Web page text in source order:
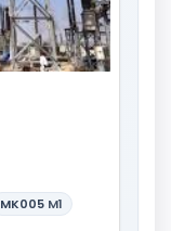
MK005 M1